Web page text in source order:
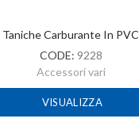
Taniche Carburante In PVC
CODE: 9228
Accessori vari
VISUALIZZA